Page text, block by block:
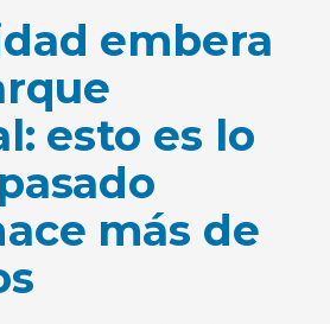
embera
esto es lo
más de